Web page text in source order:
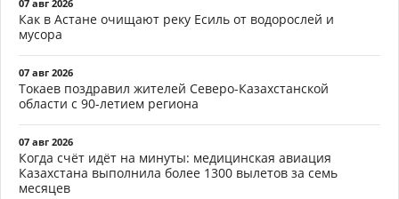
07 авг 2026
Как в Астане очищают реку Есиль от водорослей и
мусора
07 авг 2026
Токаев поздравил жителей Северо-Казахстанской
области с 90-летием региона
07 авг 2026
Когда счёт идёт на минуты: медицинская авиация
Казахстана выполнила более 1300 вылетов за семь
месяцев